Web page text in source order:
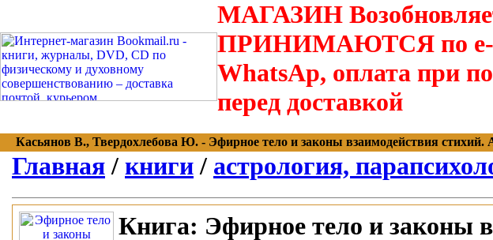
МАГАЗИН
ПРИНИМАЮТСЯ по e-
WhatsAp, оплата при
перед доставкой
Касьянов В., Твердохлебова Ю. - Эфирное тело и законы взаимодействия
Главная / книги / астрология,
Книга: Эфирное тело и законы